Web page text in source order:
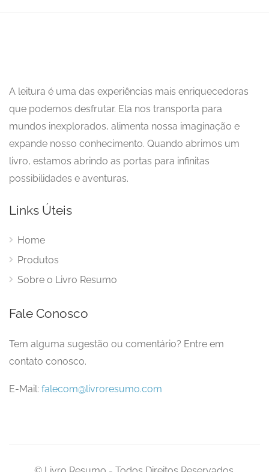
A leitura é uma das experiências mais enriquecedoras
que podemos desfrutar. Ela nos transporta para
mundos inexplorados, alimenta nossa imaginação e
expande nosso conhecimento. Quando abrimos um
livro, estamos abrindo as portas para infinitas
possibilidades e aventuras.
Links Úteis
Home
Produtos
Sobre o Livro Resumo
Fale Conosco
Tem alguma sugestão ou comentário? Entre em
contato conosco.
E-Mail: falecom@livroresumo.com